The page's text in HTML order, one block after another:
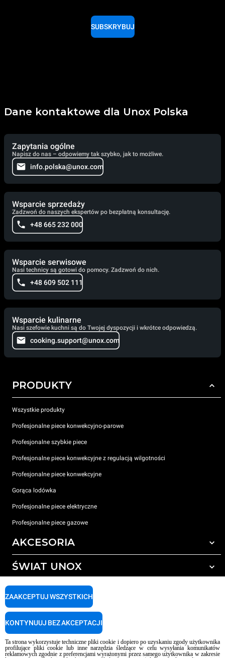
SUBSKRYBUJ
Dane kontaktowe dla Unox Polska
Zapytania ogólne
Napisz do nas – odpowiemy tak szybko, jak to możliwe.
info.polska@unox.com
Wsparcie sprzedaży
Zadzwoń do naszych ekspertów po bezpłatną konsultację.
+48 665 232 000
Wsparcie serwisowe
Nasi technicy są gotowi do pomocy. Zadzwoń do nich.
+48 609 502 111
Wsparcie kulinarne
Nasi szefowie kuchni są do Twojej dyspozycji i wkrótce odpowiedzą.
cooking.support@unox.com
PRODUKTY
Wszystkie produkty
Profesjonalne piece konwekcyjno-parowe
Profesjonalne szybkie piece
Profesjonalne piece konwekcyjne z regulacją wilgotności
Profesjonalne piece konwekcyjne
Gorąca lodówka
Profesjonalne piece elektryczne
Profesjonalne piece gazowe
AKCESORIA
Wszystkie akcesoria
Detergenty do ręcznego mycia
Uzdatnianie wody z filtrem żywicznym
Uzdatnianie wody metodą odwróconej osmozy
ŚWIAT UNOX
LOKALIZATOR CENTRÓW SERWISOWYCH
AI Content Disclaimer
Privacy policy Cookie policy
Ta strona wykorzystuje techniczne pliki cookie i dopiero po uzyskaniu zgody użytkownika
profilujące pliki cookie lub inne narzędzia śledzące w celu wysyłania komunikatów
reklamowych zgodnie z preferencjami wyrażonymi przez samego użytkownika w zakresie
ZAAKCEPTUJ WSZYSTKICH
KONTYNUUJ BEZ AKCEPTACJI